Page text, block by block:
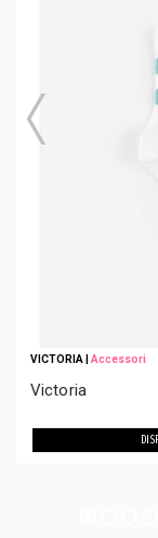
VICTORIA Accessori
Victoria